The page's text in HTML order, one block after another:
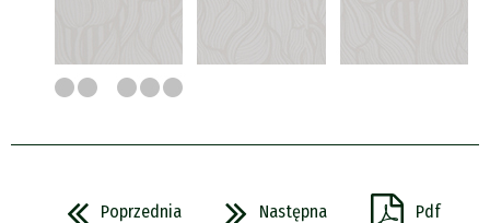
Poprzednia Następna Pdf